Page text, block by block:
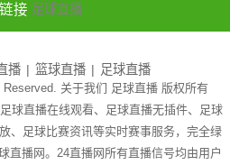
接 足球直播
播 篮球直播 足球直播
关于我们 足球直播版权所有
球直播在线观看、足球直播无插件、足球
、足球比赛资讯等实时赛事服务，完全绿
直播网。24直播网所有直播信号均由用户